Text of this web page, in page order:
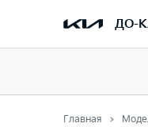
ДО-
Главная